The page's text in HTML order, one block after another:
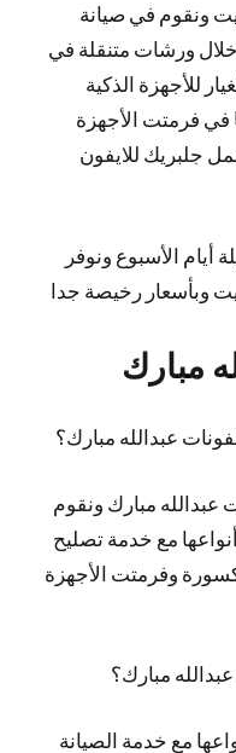
ونقوم في صيانة
ورشات متنقلة في
للأجهزة الذكية
في فرمتت الأجهزة
جلبريك للايفون
وطيلة أيام الأسبوع ونوفر
وبأسعار رخيصة جدا
مبارك
عبدالله مبارك؟
عبدالله مبارك ونقوم
مع خدمة تصليح
وفرمتت الأجهزة
مبارك؟
مع خدمة الصيانة